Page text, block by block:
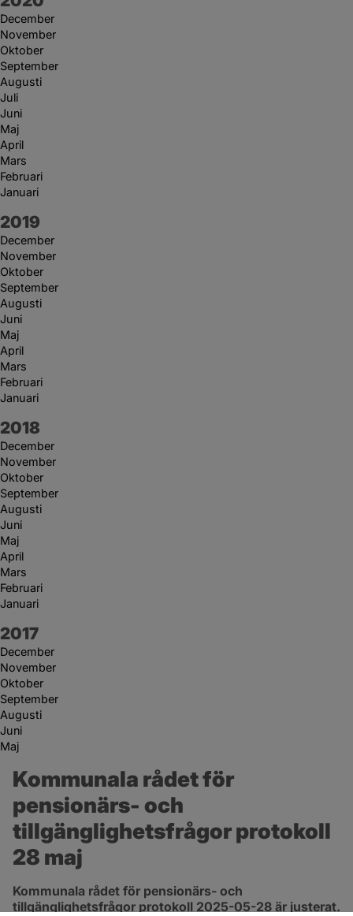
December
November
Oktober
September
Augusti
Juli
Juni
Maj
April
Mars
Februari
Januari
År:
2019
December
November
Oktober
September
Augusti
Juni
Maj
April
Mars
Februari
Januari
År:
2018
December
November
Oktober
September
Augusti
Juni
Maj
April
Mars
Februari
Januari
År:
2017
December
November
Oktober
September
Augusti
Juni
Maj
Kommunala rådet för
pensionärs- och
tillgänglighetsfrågor protokoll
28 maj
Kommunala rådet för pensionärs- och
tillgänglighetsfrågor protokoll 2025-05-28 är justerat.